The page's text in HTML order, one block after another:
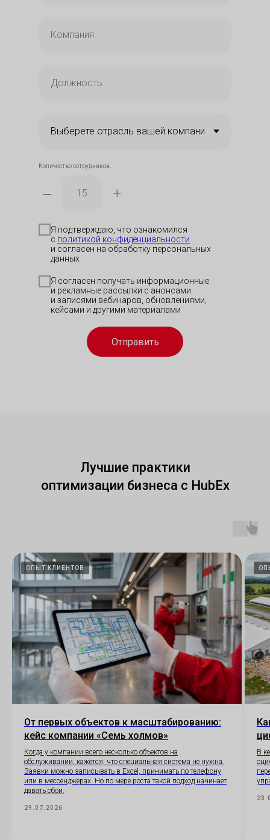
Количество сотрудников
– +
Я подтверждаю, что ознакомился
с политикой конфиденциальности
и согласен на обработку персональных
данных
Я согласен получать информационные
и рекламные рассылки с анонсами
и записями вебинаров, обновлениями,
кейсами и другими материалами
Отправить
Лучшие практики
оптимизации бизнеса с HubEx
ОПЫТ КЛИЕНТОВ
От первых объектов к масштабированию:
кейс компании «Семь холмов»
Когда у компании всего несколько объектов на
обслуживании, кажется, что специальная система не нужна.
Заявки можно записывать в Excel, принимать по телефону
или в мессенджерах. Но по мере роста такой подход начинает
давать сбои.
29.07.2026
В